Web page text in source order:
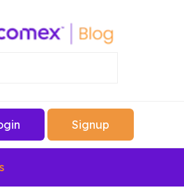
Signup